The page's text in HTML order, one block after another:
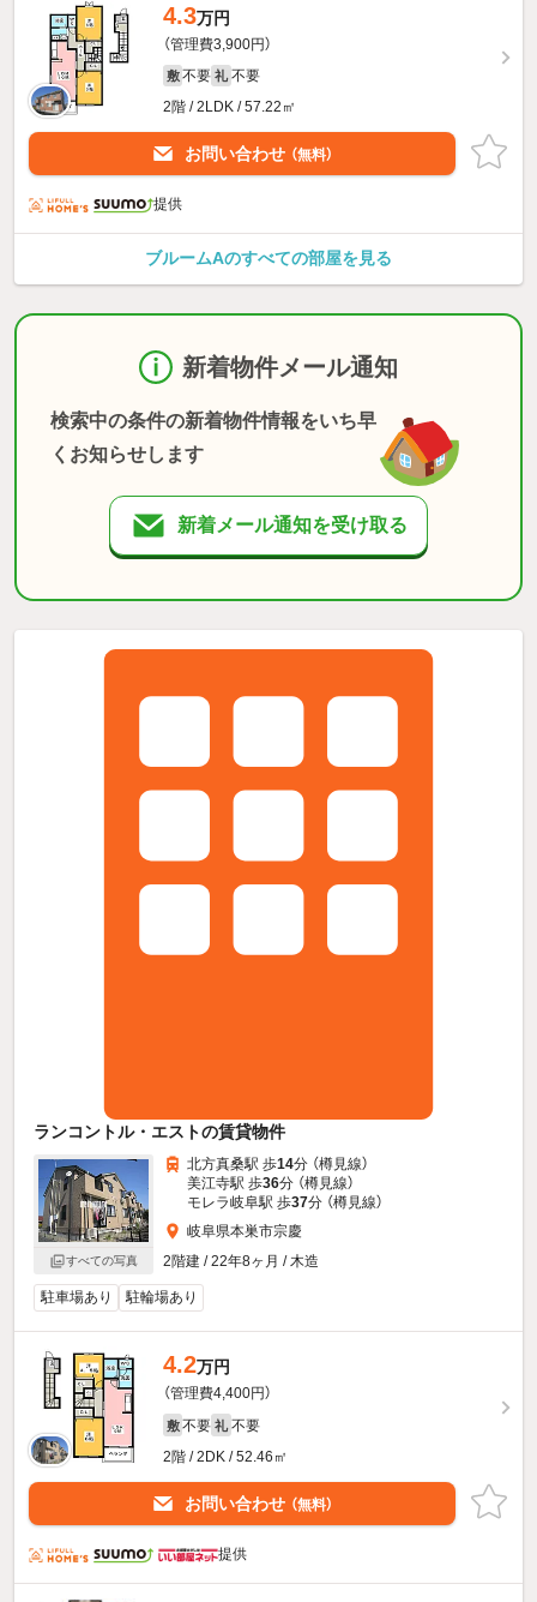
4.3万円
（管理費3,900円）
敷 不要 礼 不要
2階 / 2LDK / 57.22㎡
お問い合わせ （無料）
提供
ブルームAのすべての部屋を見る
新着物件メール通知
検索中の条件の新着物件情報をいち早
くお知らせします
新着メール通知を受け取る
ランコントル・エストの賃貸物件
すべての写真
北方真桑駅 歩14分 （樽見線）
美江寺駅 歩36分 （樽見線）
モレラ岐阜駅 歩37分 （樽見線）
岐阜県本巣市宗慶
2階建 / 22年8ヶ月 / 木造
駐車場あり 駐輪場あり
4.2万円
（管理費4,400円）
敷 不要 礼 不要
2階 / 2DK / 52.46㎡
お問い合わせ （無料）
提供